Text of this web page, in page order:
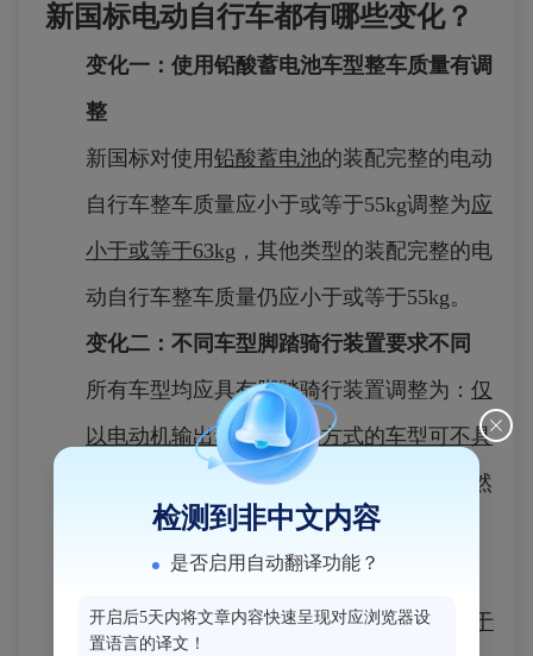
新国标电动自行车都有哪些变化？
变化一： 使用铅酸蓄电池车型整车质量有调
整
新国标对使用铅酸蓄电池的装配完整的电动
自行车整车质量应小于或等于55kg调整为应
小于或等于63kg ，其他类型的装配完整的电
动自行车整车质量仍应小于或等于55kg。
变化二： 不同车型脚踏骑行装置要求不同
所有车型均应具有脚踏骑行装置调整为： 仅
以电动机输出动力为驱动方式的车型可不具
，其他驱动方式的车型依然
应具有脚踏骑行装置。
变化三：车体宽度变化
车体宽度应小于或等于450mm调整为应小于
检测到非中文内容
是否启用自动翻译功能？
开启后5天内将文章内容快速呈现对应浏览器设
置语言的译文！